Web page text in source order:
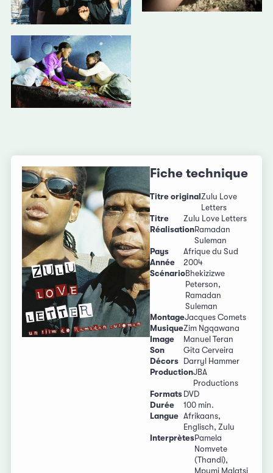
Fiche technique
Titre original Zulu Love
Letters
Titre
Zulu Love Letters
RéalisationRamadan
Suleman
Pays
Afrique du Sud
Année
2004
ScénarioBhekizizwe
Peterson,
Ramadan
Suleman
MontageJacques Comets
MusiqueZim Ngqawana
Image
Manuel Teran
Son
Gita Cerveira
Décors
Darryl Hammer
ProductionJBA
Productions
Formats DVD
Durée
100 min.
Langue Afrikaans,
Englisch, Zulu
InterprètesPamela
Nomvete
(Thandi),
Mpumi Malatsi